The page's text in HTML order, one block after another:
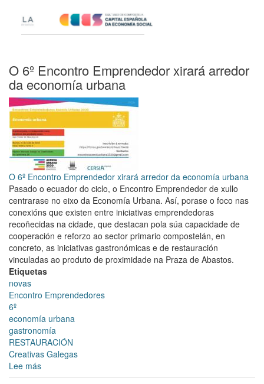
O 6º Encontro Emprendedor xirará arredor
da economía urbana
O 6º Encontro Emprendedor xirará arredor da economía urbana
Pasado o ecuador do ciclo, o Encontro Emprendedor de xullo
centrarase no eixo da Economía Urbana. Así, porase o foco nas
conexións que existen entre iniciativas emprendedoras
recoñecidas na cidade, que destacan pola súa capacidade de
cooperación e reforzo ao sector primario compostelán, en
concreto, as iniciativas gastronómicas e de restauración
vinculadas ao produto de proximidade na Praza de Abastos.
Etiquetas
novas
Encontro Emprendedores
6º
economía urbana
gastronomía
RESTAURACIÓN
Creativas Galegas
Lee más
O